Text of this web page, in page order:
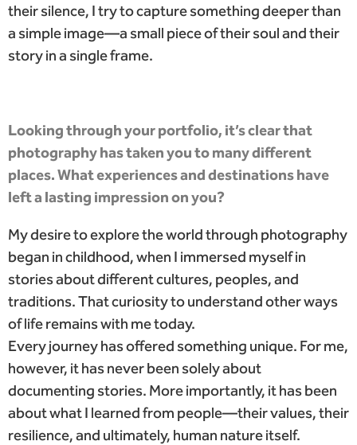
their silence, I try to capture something deeper than
a simple image—a small piece of their soul and their
story in a single frame.
Looking through your portfolio, it’s clear that
photography has taken you to many different
places. What experiences and destinations have
left a lasting impression on you?
My desire to explore the world through photography
began in childhood, when I immersed myself in
stories about different cultures, peoples, and
traditions. That curiosity to understand other ways
of life remains with me today.
Every journey has offered something unique. For me,
however, it has never been solely about
documenting stories. More importantly, it has been
about what I learned from people—their values, their
resilience, and ultimately, human nature itself.